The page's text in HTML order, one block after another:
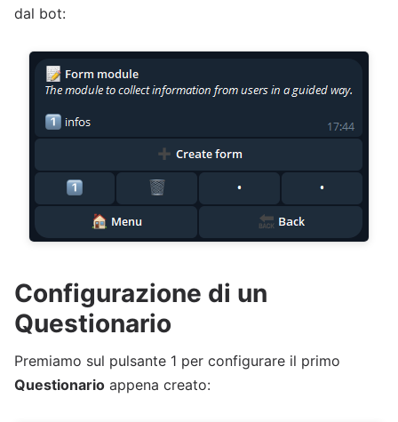
dal bot:
Configurazione di un
Questionario
Premiamo sul pulsante 1 per configurare il primo
Questionario appena creato: